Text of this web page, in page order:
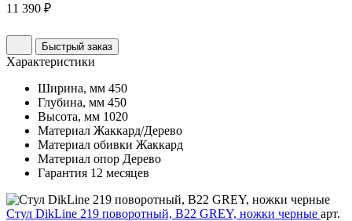
11 390 ₽
Быстрый заказ
Характеристики
Ширина, мм 450
Глубина, мм 450
Высота, мм 1020
Материал Жаккард/Дерево
Материал обивки Жаккард
Материал опор Дерево
Гарантия 12 месяцев
Стул DikLine 219 поворотный, B22 GREY, ножки черные арт.